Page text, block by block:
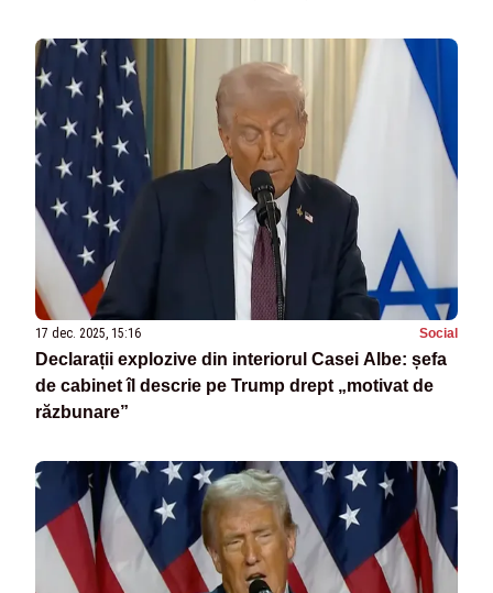
17 dec. 2025, 15:16 Social
Declarații explozive din interiorul Casei Albe: șefa
de cabinet îl descrie pe Trump drept „motivat de
răzbunare”